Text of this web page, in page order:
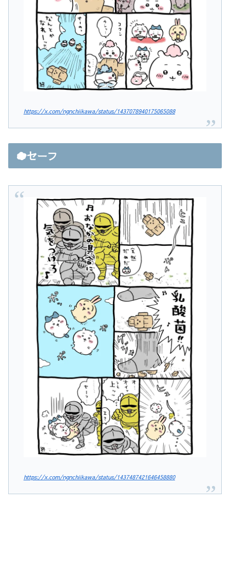
https://x.com/ngnchiikawa/status/1437078940175065088
☁️セーフ
https://x.com/ngnchiikawa/status/1437487421646458880